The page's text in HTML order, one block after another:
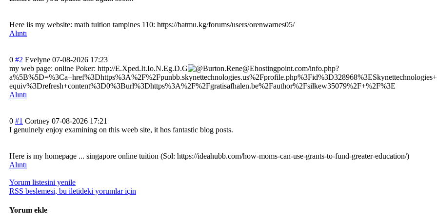
Hеre iis my website: math tuition tampines 110: https://batmu.kg/forums/users/orenwarnes05/
Alıntı
0 #2 Evelyne 07-08-2026 17:23
my web page: online Poker: http://E.Xped.It.Io.N.Eg.D.G Burton.Rene@Ehostingpoint.com/info.php?
equiv%3Drefresh+content%3D0%3Burl%3Dhttps%3A%2F%2Fgratisafhalen.be%2Fauthor%2Fsilkew35079%2F+%2F%3E
Alıntı
0 #1 Cortney 07-08-2026 17:21
I genuinely enjoy examining on this weeb site, it hɑs fantastic blog posts.
Ηere іs my homepaɡе ... singapore online tuition (Sol: https://ideahubb.com/how-moms-can-use-grants-to-fund-greater-education/)
Alıntı
Yorum listesini yenile
RSS beslemesi, bu iletideki yorumlar için
Yorum ekle